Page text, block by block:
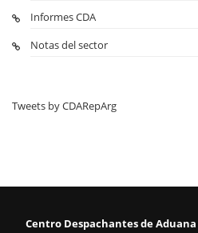
Informes CDA
Notas del sector
Tweets by CDARepArg
Centro Despachantes de